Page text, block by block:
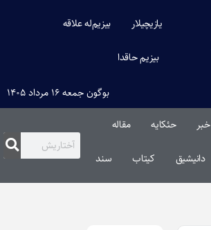
یازیچیلار بیزیم‌له علاقه
بیزیم حاقدا
بوگون جمعه ۱۶ مرداد ۱۴۰۵
خبر حئکایه مقاله‌
دانیشیق کیتاب سند